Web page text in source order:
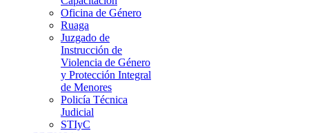
Oficina de Género
Ruaga
Juzgado de
Instrucción de
Violencia de Género
y Protección Integral
de Menores
Policía Técnica
Judicial
STIyC